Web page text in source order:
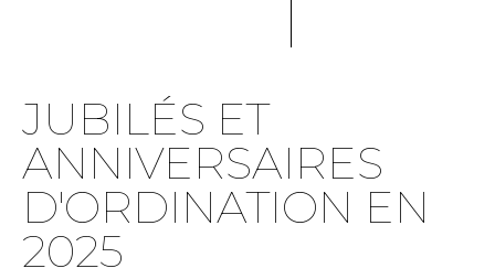
JUBILÉS ET
ANNIVERSAIRES
D'ORDINATION EN
2025